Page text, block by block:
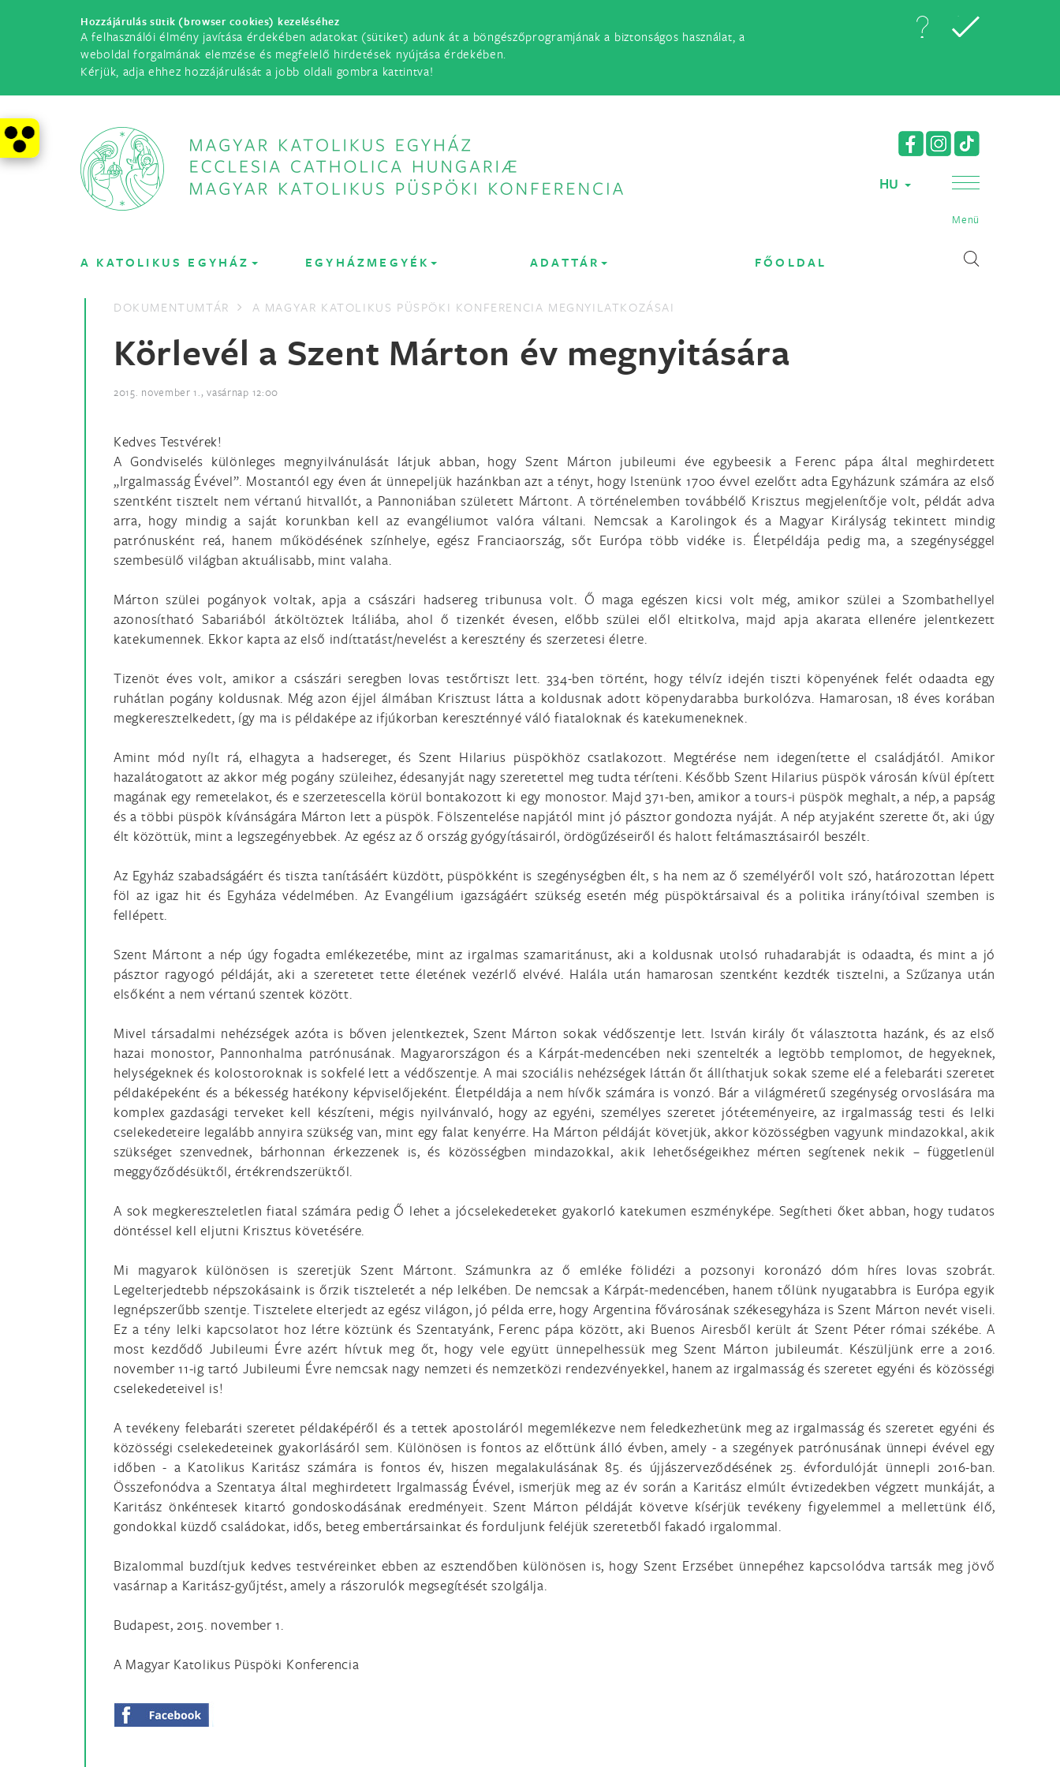
Hozzájárulás sütik (browser cookies) kezeléséhez
A felhasználói élmény javítása érdekében adatokat (sütiket) adunk át a böngészőprogramjának a biztonságos használat, a
weboldal forgalmának elemzése és megfelelő hirdetések nyújtása érdekében.
Kérjük, adja ehhez hozzájárulását a jobb oldali gombra kattintva!
HU
Menü
A KATOLIKUS EGYHÁZ EGYHÁZMEGYÉK ADATTÁR FŐOLDAL
DOKUMENTUMTÁR A MAGYAR KATOLIKUS PÜSPÖKI KONFERENCIA MEGNYILATKOZÁSAI
Körlevél a Szent Márton év megnyitására
2015. november 1., vasárnap 12:00
Kedves Testvérek!
A Gondviselés különleges megnyilvánulását látjuk abban, hogy Szent Márton jubileumi éve egybeesik a Ferenc pápa által meghirdetett
„Irgalmasság Évével”. Mostantól egy éven át ünnepeljük hazánkban azt a tényt, hogy Istenünk 1700 évvel ezelőtt adta Egyházunk számára az első
szentként tisztelt nem vértanú hitvallót, a Pannoniában született Mártont. A történelemben továbbélő Krisztus megjelenítője volt, példát adva
arra, hogy mindig a saját korunkban kell az evangéliumot valóra váltani. Nemcsak a Karolingok és a Magyar Királyság tekintett mindig
patrónusként reá, hanem működésének színhelye, egész Franciaország, sőt Európa több vidéke is. Életpéldája pedig ma, a szegénységgel
szembesülő világban aktuálisabb, mint valaha.
Márton szülei pogányok voltak, apja a császári hadsereg tribunusa volt. Ő maga egészen kicsi volt még, amikor szülei a Szombathellyel
azonosítható Sabariából átköltöztek Itáliába, ahol ő tizenkét évesen, előbb szülei elől eltitkolva, majd apja akarata ellenére jelentkezett
katekumennek. Ekkor kapta az első indíttatást/nevelést a keresztény és szerzetesi életre.
Tizenöt éves volt, amikor a császári seregben lovas testőrtiszt lett. 334-ben történt, hogy télvíz idején tiszti köpenyének felét odaadta egy
ruhátlan pogány koldusnak. Még azon éjjel álmában Krisztust látta a koldusnak adott köpenydarabba burkolózva. Hamarosan, 18 éves korában
megkeresztelkedett, így ma is példaképe az ifjúkorban kereszténnyé váló fiataloknak és katekumeneknek.
Amint mód nyílt rá, elhagyta a hadsereget, és Szent Hilarius püspökhöz csatlakozott. Megtérése nem idegenítette el családjától. Amikor
hazalátogatott az akkor még pogány szüleihez, édesanyját nagy szeretettel meg tudta téríteni. Később Szent Hilarius püspök városán kívül épített
magának egy remetelakot, és e szerzetescella körül bontakozott ki egy monostor. Majd 371-ben, amikor a tours-i püspök meghalt, a nép, a papság
és a többi püspök kívánságára Márton lett a püspök. Fölszentelése napjától mint jó pásztor gondozta nyáját. A nép atyjaként szerette őt, aki úgy
élt közöttük, mint a legszegényebbek. Az egész az ő ország gyógyításairól, ördögűzéseiről és halott feltámasztásairól beszélt.
Az Egyház szabadságáért és tiszta tanításáért küzdött, püspökként is szegénységben élt, s ha nem az ő személyéről volt szó, határozottan lépett
föl az igaz hit és Egyháza védelmében. Az Evangélium igazságáért szükség esetén még püspöktársaival és a politika irányítóival szemben is
fellépett.
Szent Mártont a nép úgy fogadta emlékezetébe, mint az irgalmas szamaritánust, aki a koldusnak utolsó ruhadarabját is odaadta, és mint a jó
pásztor ragyogó példáját, aki a szeretetet tette életének vezérlő elvévé. Halála után hamarosan szentként kezdték tisztelni, a Szűzanya után
elsőként a nem vértanú szentek között.
Mivel társadalmi nehézségek azóta is bőven jelentkeztek, Szent Márton sokak védőszentje lett. István király őt választotta hazánk, és az első
hazai monostor, Pannonhalma patrónusának. Magyarországon és a Kárpát-medencében neki szentelték a legtöbb templomot, de hegyeknek,
helységeknek és kolostoroknak is sokfelé lett a védőszentje. A mai szociális nehézségek láttán őt állíthatjuk sokak szeme elé a felebaráti szeretet
példaképeként és a békesség hatékony képviselőjeként. Életpéldája a nem hívők számára is vonzó. Bár a világméretű szegénység orvoslására ma
komplex gazdasági terveket kell készíteni, mégis nyilvánvaló, hogy az egyéni, személyes szeretet jótéteményeire, az irgalmasság testi és lelki
cselekedeteire legalább annyira szükség van, mint egy falat kenyérre. Ha Márton példáját követjük, akkor közösségben vagyunk mindazokkal, akik
szükséget szenvednek, bárhonnan érkezzenek is, és közösségben mindazokkal, akik lehetőségeikhez mérten segítenek nekik – függetlenül
meggyőződésüktől, értékrendszerüktől.
A sok megkereszteletlen fiatal számára pedig Ő lehet a jócselekedeteket gyakorló katekumen eszményképe. Segítheti őket abban, hogy tudatos
döntéssel kell eljutni Krisztus követésére.
Mi magyarok különösen is szeretjük Szent Mártont. Számunkra az ő emléke fölidézi a pozsonyi koronázó dóm híres lovas szobrát.
Legelterjedtebb népszokásaink is őrzik tiszteletét a nép lelkében. De nemcsak a Kárpát-medencében, hanem tőlünk nyugatabbra is Európa egyik
legnépszerűbb szentje. Tisztelete elterjedt az egész világon, jó példa erre, hogy Argentina fővárosának székesegyháza is Szent Márton nevét viseli.
Ez a tény lelki kapcsolatot hoz létre köztünk és Szentatyánk, Ferenc pápa között, aki Buenos Airesből került át Szent Péter római székébe. A
most kezdődő Jubileumi Évre azért hívtuk meg őt, hogy vele együtt ünnepelhessük meg Szent Márton jubileumát. Készüljünk erre a 2016.
november 11-ig tartó Jubileumi Évre nemcsak nagy nemzeti és nemzetközi rendezvényekkel, hanem az irgalmasság és szeretet egyéni és közösségi
cselekedeteivel is!
A tevékeny felebaráti szeretet példaképéről és a tettek apostoláról megemlékezve nem feledkezhetünk meg az irgalmasság és szeretet egyéni és
közösségi cselekedeteinek gyakorlásáról sem. Különösen is fontos az előttünk álló évben, amely - a szegények patrónusának ünnepi évével egy
időben - a Katolikus Karitász számára is fontos év, hiszen megalakulásának 85. és újjászerveződésének 25. évfordulóját ünnepli 2016-ban.
Összefonódva a Szentatya által meghirdetett Irgalmasság Évével, ismerjük meg az év során a Karitász elmúlt évtizedekben végzett munkáját, a
Karitász önkéntesek kitartó gondoskodásának eredményeit. Szent Márton példáját követve kísérjük tevékeny figyelemmel a mellettünk élő,
gondokkal küzdő családokat, idős, beteg embertársainkat és forduljunk feléjük szeretetből fakadó irgalommal.
Bizalommal buzdítjuk kedves testvéreinket ebben az esztendőben különösen is, hogy Szent Erzsébet ünnepéhez kapcsolódva tartsák meg jövő
vasárnap a Karitász-gyűjtést, amely a rászorulók megsegítését szolgálja.
Budapest, 2015. november 1.
A Magyar Katolikus Püspöki Konferencia